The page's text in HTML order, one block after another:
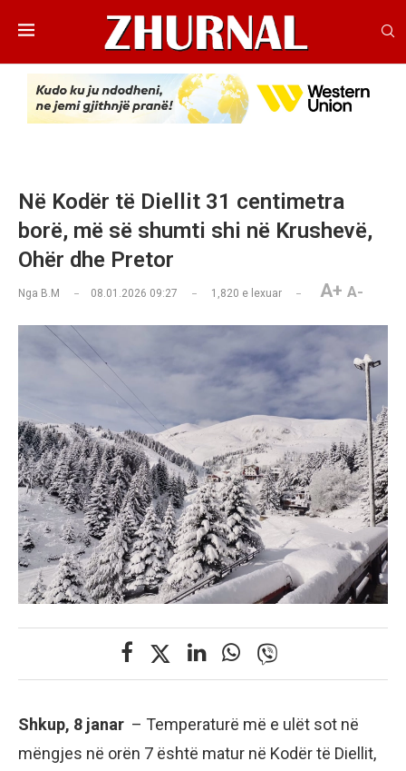
Në Kodër të Diellit 31 centimetra
borë, më së shumti shi në Krushevë,
Ohër dhe Pretor
Nga B.M 08.01.2026 09:27 1,820 e lexuar A+ A-
Shkup, 8 janar – Temperaturë më e ulët sot në
mëngjes në orën 7 është matur në Kodër të Diellit,